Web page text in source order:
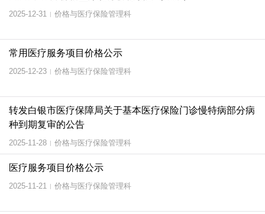
2025-12-31 | 价格与医疗保险管理科
常用医疗服务项目价格公示
2025-12-23 | 价格与医疗保险管理科
转发白银市医疗保障局关于基本医疗保险门诊慢特病部分病
种到期复审的公告
2025-11-28 | 价格与医疗保险管理科
医疗服务项目价格公示
2025-11-21 | 价格与医疗保险管理科